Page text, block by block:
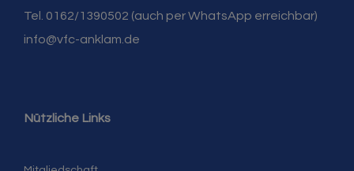
Tel. 0162/1390502 (auch per WhatsApp erreichbar)
info@vfc-anklam.de
Nützliche Links